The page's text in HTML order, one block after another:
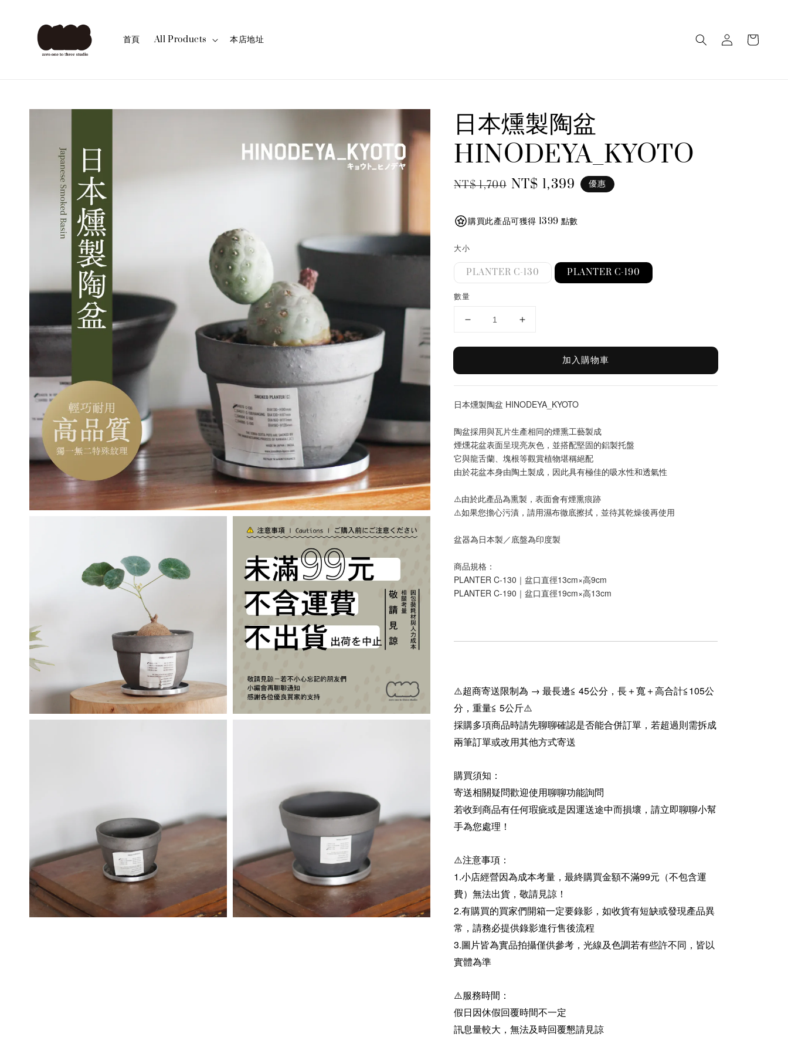
首頁 All Products 本店地址
日本燻製陶盆
HINODEYA_KYOTO
Regular
NT$ 1,700 Sale
NT$ 1,399 優惠
購買此產品可獲得 1399 點數
大小
PLANTER C-130 PLANTER C-190
數量
加入購物車
日本燻製陶盆 HINODEYA_KYOTO
陶盆採用與瓦片生產相同的煙熏工藝製成
煙燻花盆表面呈現亮灰色，並搭配堅固的鋁製托盤
它與龍舌蘭、塊根等觀賞植物堪稱絕配
由於花盆本身由陶土製成，因此具有極佳的吸水性和透氣性
⚠️由於此產品為熏製，表面會有煙熏痕跡
⚠️如果您擔心污漬，請用濕布徹底擦拭，並待其乾燥後再使用
盆器為日本製／底盤為印度製
商品規格：
PLANTER C-130｜盆口直徑13cm×高9cm
PLANTER C-190｜盆口直徑19cm×高13cm
⚠️超商寄送限制為 → 最長邊≦ 45公分，長＋寬＋高合計≦105公
分，重量≦ 5公斤⚠️
採購多項商品時請先聊聊確認是否能合併訂單，若超過則需拆成
兩筆訂單或改用其他方式寄送
購買須知：
寄送相關疑問歡迎使用聊聊功能詢問
若收到商品有任何瑕疵或是因運送途中而損壞，請立即聊聊小幫
手為您處理！
⚠️注意事項：
1.小店經營因為成本考量，最終購買金額不滿99元（不包含運
費）無法出貨，敬請見諒！
2.有購買的買家們開箱一定要錄影，如收貨有短缺或發現產品異
常，請務必提供錄影進行售後流程
3.圖片皆為實品拍攝僅供參考，光線及色調若有些許不同，皆以
實體為準
⚠️服務時間：
假日因休假回覆時間不一定
訊息量較大，無法及時回覆懇請見諒